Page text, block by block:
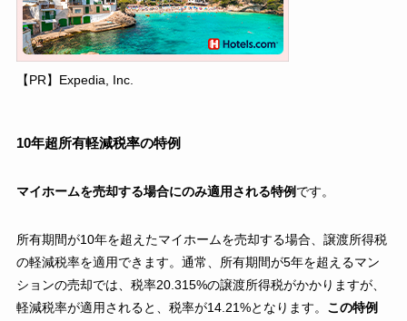
【PR】Expedia, Inc.
10年超所有軽減税率の特例
マイホームを売却する場合にのみ適用される特例です。
所有期間が10年を超えたマイホームを売却する場合、譲渡所得税
の軽減税率を適用できます。通常、所有期間が5年を超えるマン
ションの売却では、税率20.315%の譲渡所得税がかかりますが、
軽減税率が適用されると、税率が14.21%となります。 この特例